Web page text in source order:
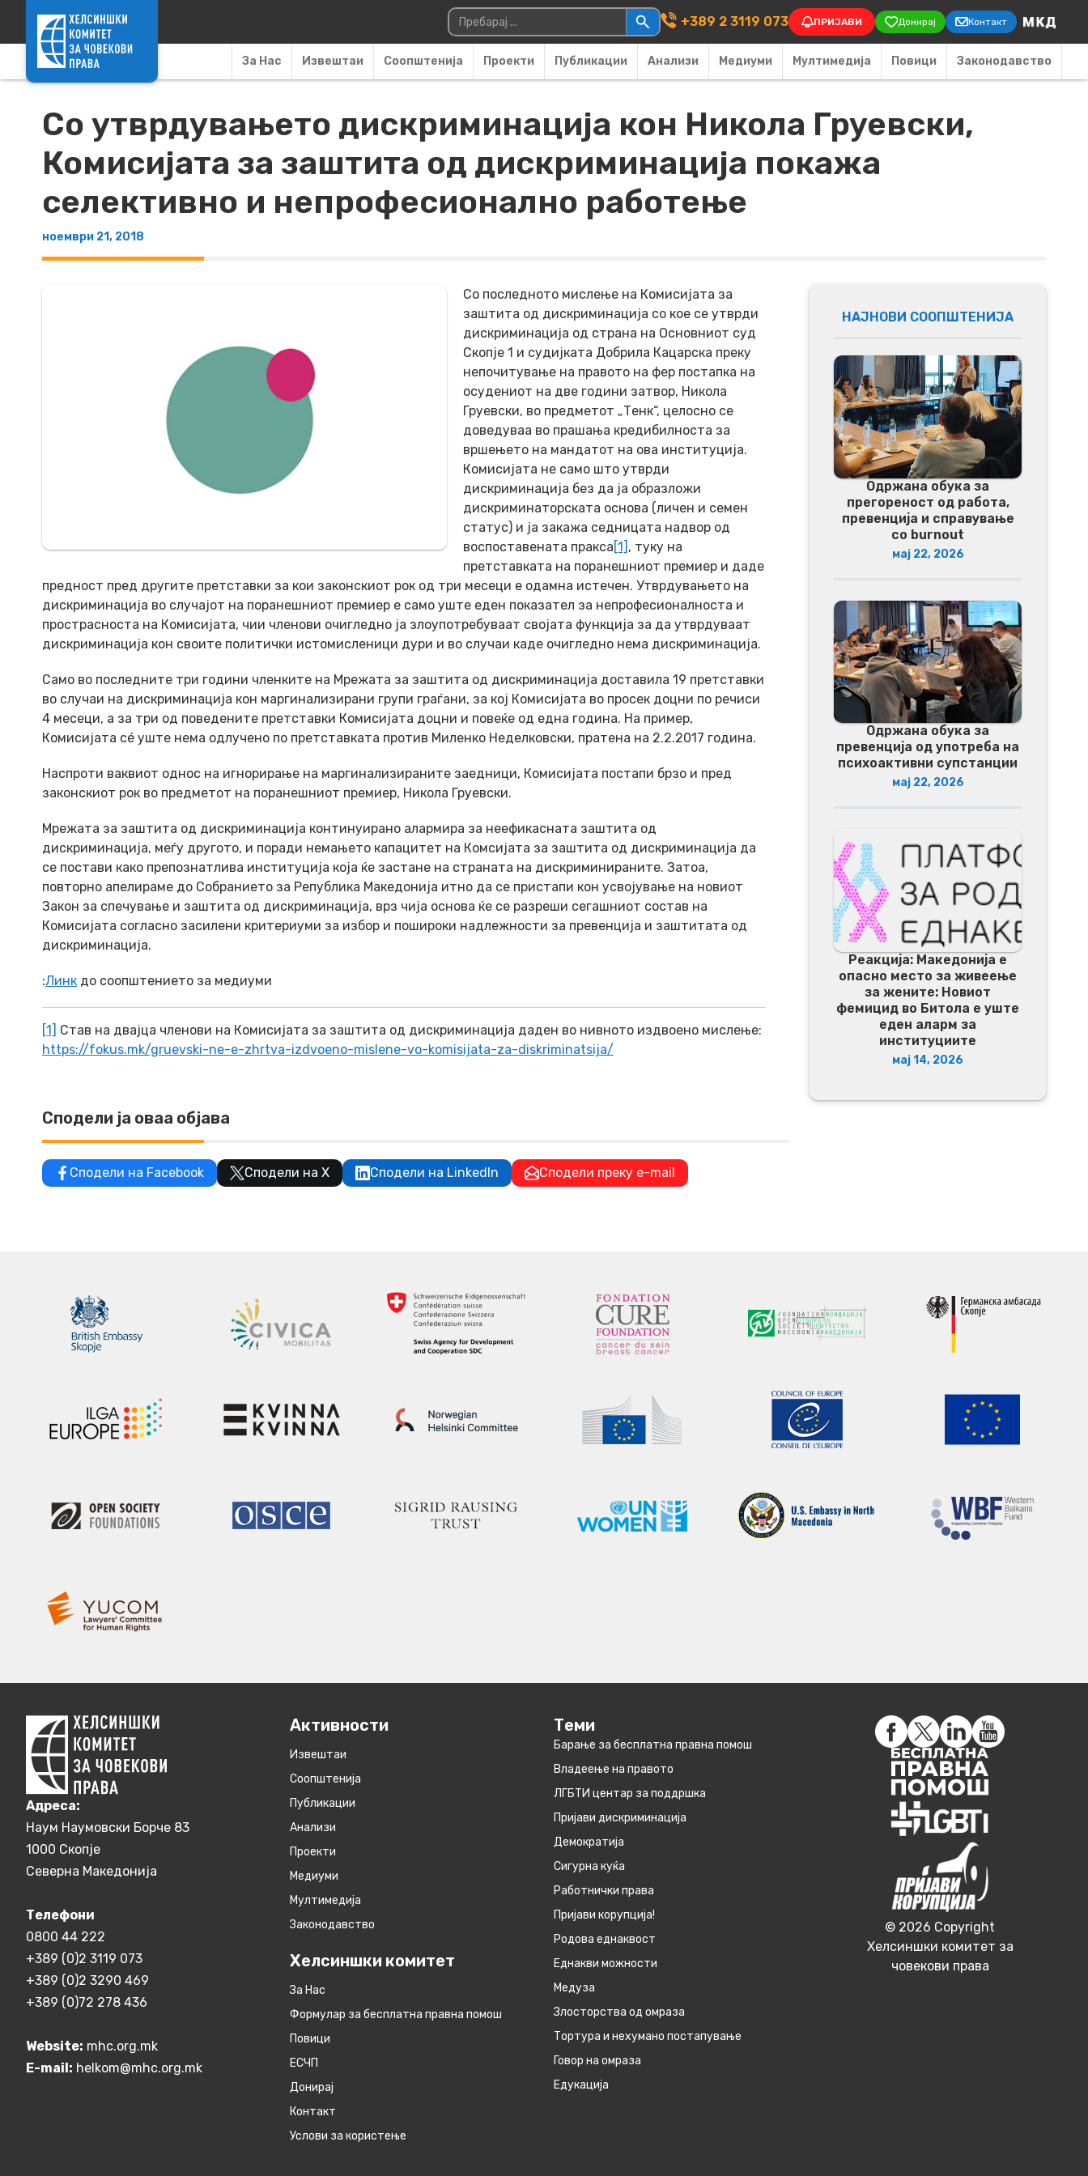
Main Navigation
Пребарувај за: +389 2 3119 073 ПРИЈАВИ Донирај Контакт
За Нас Извештаи Соопштенија Проекти Публикации Анализи Медиуми Мултимедија Повици Законодавство
Со утврдувањето дискриминација кон Никола Груевски,
Комисијата за заштита од дискриминација покажа
селективно и непрофесионално работење
ноември 21, 2018
Со последното мислење на Комисијата за
заштита од дискриминација со кое се утврди
дискриминација од страна на Основниот суд
Скопје 1 и судијката Добрила Кацарска преку
непочитување на правото на фер постапка на
осудениот на две години затвор, Никола
Груевски, во предметот „Тенк“, целосно се
доведуваа во прашања кредибилноста за
вршењето на мандатот на ова институција.
Комисијата не само што утврди
дискриминација без да ја образложи
дискриминаторската основа (личен и семен
статус) и ја закажа седницата надвор од
воспоставената пракса[1] , туку на
претставката на поранешниот премиер и даде
предност пред другите претставки за кои законскиот рок од три месеци е одамна истечен. Утврдувањето на
дискриминација во случајот на поранешниот премиер е само уште еден показател за непрофесионалноста и
прострасноста на Комисијата, чии членови очигледно ја злоупотребуваат својата функција за да утврдуваат
дискриминација кон своите политички истомисленици дури и во случаи каде очигледно нема дискриминација.
Само во последните три години членките на Мрежата за заштита од дискриминација доставила 19 претставки
во случаи на дискриминација кон маргинализирани групи граѓани, за кој Комисијата во просек доцни по речиси
4 месеци, а за три од поведените претставки Комисијата доцни и повеќе од една година. На пример,
Комисијата сé уште нема одлучено по претставката против Миленко Неделковски, пратена на 2.2.2017 година.
Наспроти ваквиот однос на игнорирање на маргинализираните заедници, Комисијата постапи брзо и пред
законскиот рок во предметот на поранешниот премиер, Никола Груевски.
Мрежата за заштита од дискриминација континуирано алармира за неефикасната заштита од
дискриминација, меѓу другото, и поради немањето капацитет на Комсијата за заштита од дискриминација да
се постави како препознатлива институција која ќе застане на страната на дискриминираните. Затоа,
повторно апелираме до Собранието за Република Македонија итно да се пристапи кон усвојување на новиот
Закон за спечување и заштита од дискриминација, врз чија основа ќе се разреши сегашниот состав на
Комисијата согласно засилени критериуми за избор и пошироки надлежности за превенција и заштитата од
дискриминација.
:Линк до соопштението за медиуми
[1] Став на двајца членови на Комисијата за заштита од дискриминација даден во нивното издвоено мислење:
https://fokus.mk/gruevski-ne-e-zhrtva-izdvoeno-mislene-vo-komisijata-za-diskriminatsija/
Сподели ја оваа објава
Сподели на Facebook Сподели на X Сподели на LinkedIn Сподели преку e-mail
НАЈНОВИ СООПШТЕНИЈА
Одржана обука за
прегореност од работа,
превенција и справување
со burnout
мај 22, 2026
Одржана обука за
превенција од употреба на
психоактивни супстанции
мај 22, 2026
Реакција: Македонија е
опасно место за живеење
за жените: Новиот
фемицид во Битола е уште
еден аларм за
институциите
мај 14, 2026
Aдреса:
Наум Наумовски Борче 83
1000 Скопје
Северна Македонија
Телефони
0800 44 222
+389 (0)2 3119 073
+389 (0)2 3290 469
+389 (0)72 278 436
Website: mhc.org.mk
E-mail: helkom@mhc.org.mk
Активности
Извештаи
Соопштенија
Публикации
Анализи
Проекти
Медиуми
Мултимедија
Законодавство
Хелсиншки комитет
За Нас
Формулар за бесплатна правна помош
Повици
ЕСЧП
Донирај
Контакт
Услови за користење
Теми
Барање за бесплатна правна помош
Владеење на правото
ЛГБТИ центар за поддршка
Пријави дискриминација
Демократија
Сигурна куќа
Работнички права
Пријави корупција!
Родова еднаквост
Eднакви можности
Медуза
Злосторства од омраза
Тортура и нехумано постапување
Говор на омраза
Едукација
© 2026 Copyright
Хелсиншки комитет за
човекови права